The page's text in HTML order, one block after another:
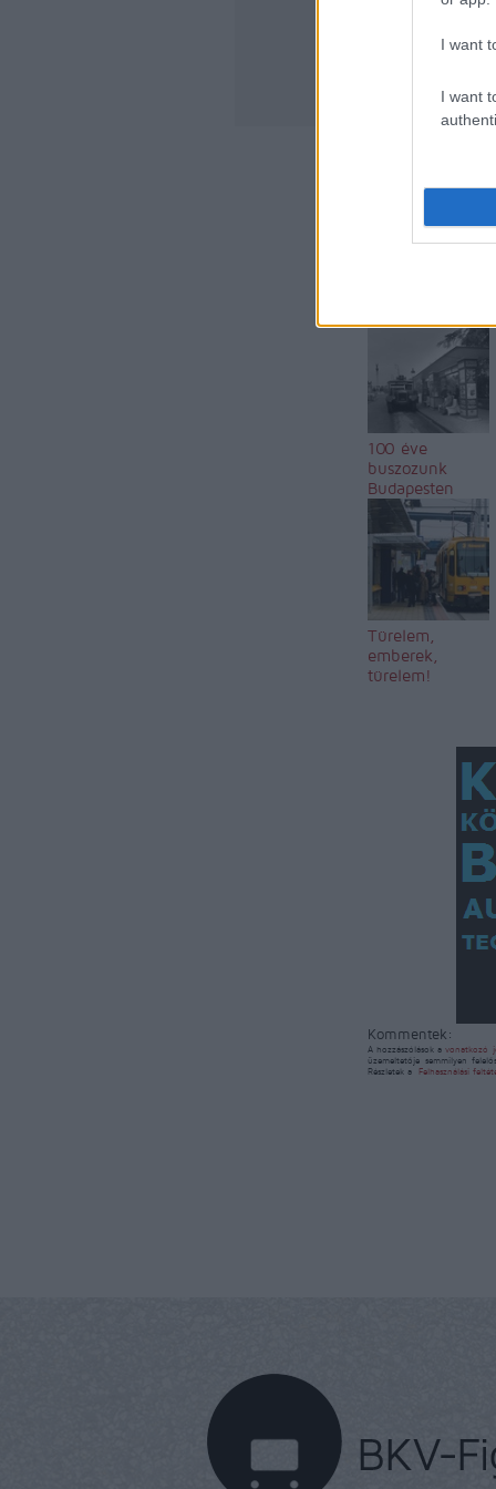
I want
I want
Üdvözlettel:
100 éve
buszozunk
Budapesten
Türelem,
emberek,
türelem!
Kommentek:
A hozzászólások avonatkozó
üzemeltetője semmilyen
Részletek a Felhasználási